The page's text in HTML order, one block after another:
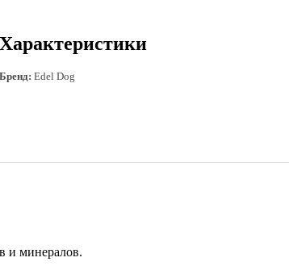
Характеристики
Бренд: Edel Dog
и минералов.